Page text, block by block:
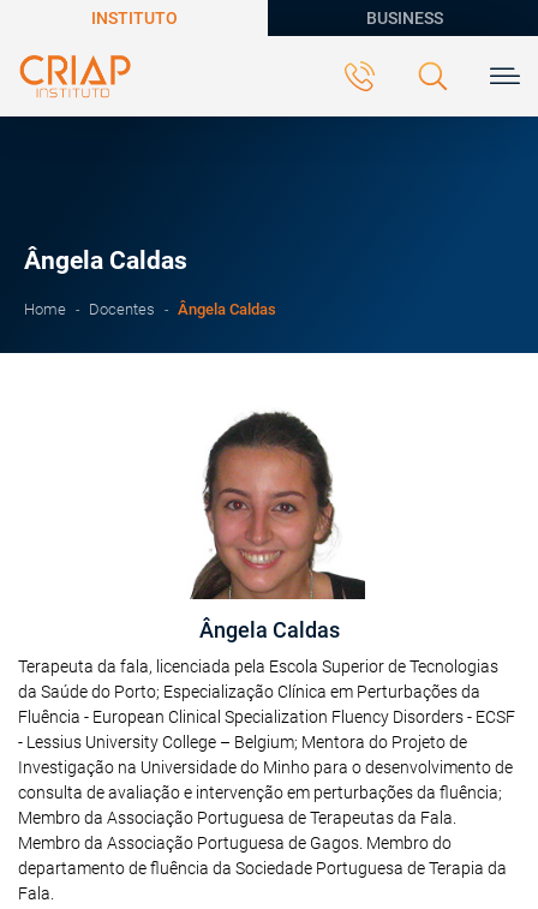
INSTITUTO BUSINESS
Ângela Caldas
Home Docentes Ângela Caldas
Ângela Caldas
Terapeuta da fala, licenciada pela Escola Superior de Tecnologias
da Saúde do Porto; Especialização Clínica em Perturbações da
Fluência - European Clinical Specialization Fluency Disorders - ECSF
- Lessius University College – Belgium; Mentora do Projeto de
Investigação na Universidade do Minho para o desenvolvimento de
consulta de avaliação e intervenção em perturbações da fluência;
Membro da Associação Portuguesa de Terapeutas da Fala.
Membro da Associação Portuguesa de Gagos. Membro do
departamento de fluência da Sociedade Portuguesa de Terapia da
Fala.